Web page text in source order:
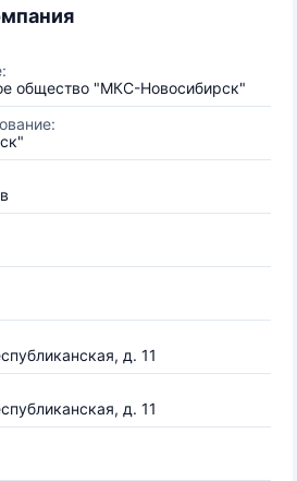
общество "МКС-Новосибирск"
д. 11
д. 11